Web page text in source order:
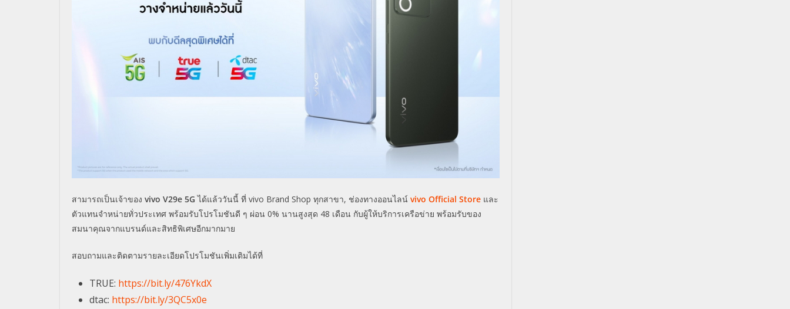
สามารถเป็นเจ้าของ vivo V29e 5G ได้แล้ววันนี้ ที่ vivo Brand Shop ทุกสาขา, ช่องทางออนไลน์ vivo Official Store และ
ตัวแทนจำหน่ายทั่วประเทศ พร้อมรับโปรโมชันดี ๆ ผ่อน 0% นานสูงสุด 48 เดือน กับผู้ให้บริการเครือข่าย พร้อมรับของ
สมนาคุณจากแบรนด์และสิทธิพิเศษอีกมากมาย
สอบถามและติดตามรายละเอียดโปรโมชันเพิ่มเติมได้ที่
TRUE: https://bit.ly/476YkdX
dtac: https://bit.ly/3QC5x0e